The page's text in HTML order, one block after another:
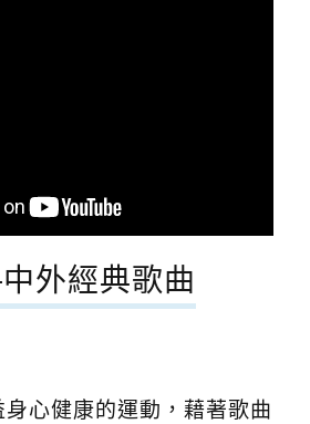
外經典歌曲
心健康的運動，藉著歌曲